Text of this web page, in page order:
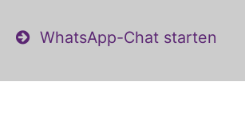
WhatsApp-Chat starten